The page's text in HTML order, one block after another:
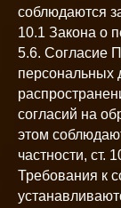
соблюдаются
10.1 Закона о
5.6. Согласие
персональных
согласий на
этом
частности, ст.
Требования к